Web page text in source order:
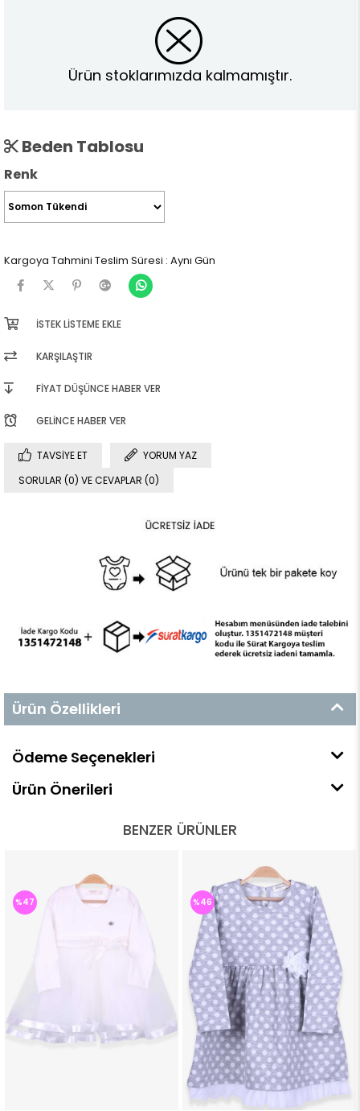
Ürün stoklarımızda kalmamıştır.
Beden Tablosu
Renk
Kargoya Tahmini Teslim Süresi : Aynı Gün
İSTEK LISTEME EKLE
KARŞILAŞTIR
FIYAT DÜŞÜNCE HABER VER
GELINCE HABER VER
TAVSIYE ET
YORUM YAZ
SORULAR (0) VE CEVAPLAR (0)
Ürün Özellikleri
Ödeme Seçenekleri
Ürün Önerileri
BENZER ÜRÜNLER
%47 %46